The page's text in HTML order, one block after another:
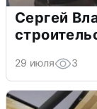
Сергей
29 июля 3